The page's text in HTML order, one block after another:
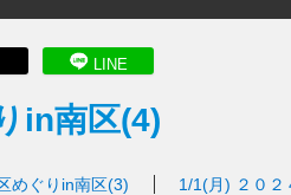
LINE
in南区(4)
めぐりin南区(3) 1/1(月) ２０